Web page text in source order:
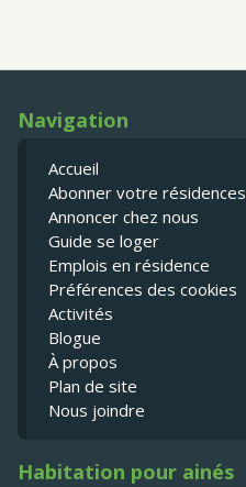
Navigation
Accueil
Abonner votre résidences
Annoncer chez nous
Guide se loger
Emplois en résidence
Préférences des cookies
Activités
Blogue
À propos
Plan de site
Nous joindre
Habitation pour ainés